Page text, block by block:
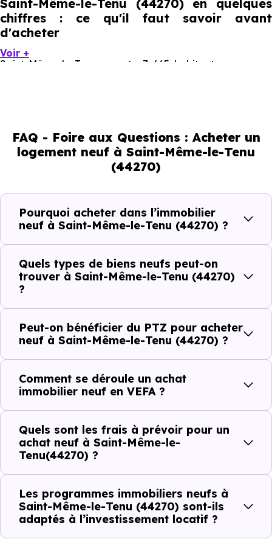
Saint-Même-le-Tenu (44270) en quelques
chiffres : ce qu'il faut savoir avant
d'acheter
Saint-Même-le-Tenu compte 7 665 habitants, avec une
37.23 % d'adultes (dont 73 % d'actifs), 31.86 % de seniors,
14.56 % de jeunes et 16.35 % d'enfants. Un profil
démographique qui renseigne directement sur la
demande locative locale et les typologies de biens les
plus recherchées.
Côté cadre de vie, Saint-Même-le-Tenu (44270) dispose
de 14 commerces, 40 professions médicales et 9
établissements scolaires. Des équipements du quotidien
qui constituent autant d'arguments concrets pour habiter
ou investir dans la commune.
Combien coûte un logement à Saint-Même-
le-Tenu (44270) ?
prix à connaître pour un achat immobilier à Saint-Même-
le-Tenu (44270) :
Prix
minimum
Prix
moyen
Prix
maximum
Voir +
FAQ - Foire aux Questions : Acheter un
logement neuf à Saint-Même-le-Tenu
(44270)
Pourquoi acheter dans l’immobilier
neuf à Saint-Même-le-Tenu (44270) ?
Quels types de biens neufs peut-on
trouver à Saint-Même-le-Tenu (44270)
?
Peut-on bénéficier du PTZ pour acheter
neuf à Saint-Même-le-Tenu (44270) ?
Comment se déroule un achat
immobilier neuf en VEFA ?
Quels sont les frais à prévoir pour un
achat neuf à Saint-Même-le-
Tenu(44270) ?
Les programmes immobiliers neufs à
Saint-Même-le-Tenu (44270) sont-ils
adaptés à l’investissement locatif ?